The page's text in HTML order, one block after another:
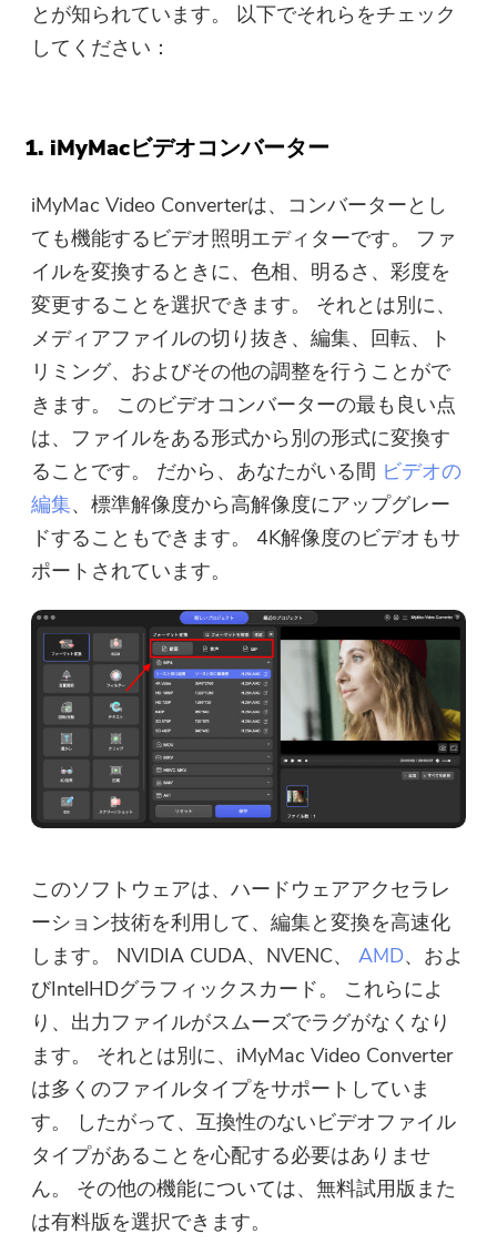
とが知られています。 以下でそれらをチェック
してください：
1. iMyMacビデオコンバーター
iMyMac Video Converterは、コンバーターとし
ても機能するビデオ照明エディターです。 ファ
イルを変換するときに、色相、明るさ、彩度を
変更することを選択できます。 それとは別に、
メディアファイルの切り抜き、編集、回転、ト
リミング、およびその他の調整を行うことがで
きます。 このビデオコンバーターの最も良い点
は、ファイルをある形式から別の形式に変換す
ることです。 だから、あなたがいる間 ビデオの
編集、標準解像度から高解像度にアップグレー
ドすることもできます。 4K解像度のビデオもサ
ポートされています。
このソフトウェアは、ハードウェアアクセラレ
ーション技術を利用して、編集と変換を高速化
します。 NVIDIA CUDA、NVENC、AMD、およ
びIntelHDグラフィックスカード。 これらによ
り、出力ファイルがスムーズでラグがなくなり
ます。 それとは別に、iMyMac Video Converter
は多くのファイルタイプをサポートしていま
す。 したがって、互換性のないビデオファイル
タイプがあることを心配する必要はありませ
ん。 その他の機能については、無料試用版また
は有料版を選択できます。